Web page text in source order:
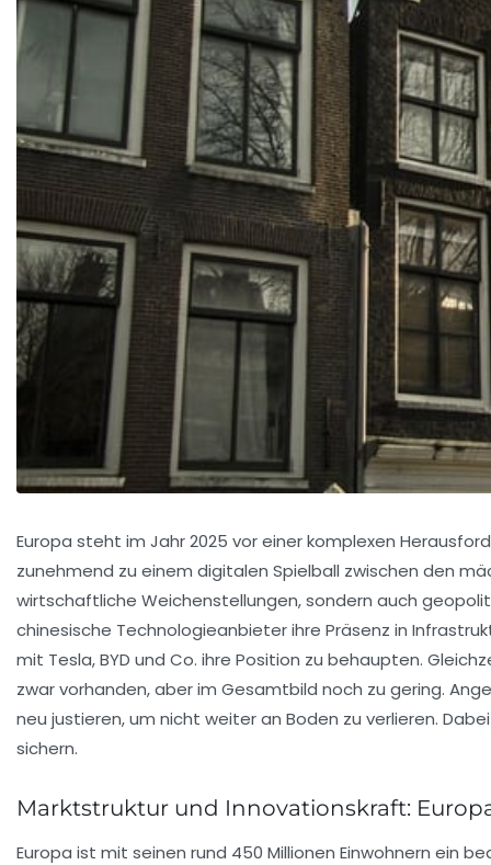
Europa steht im Jahr 2025 vor einer komplexen
zunehmend zu einem digitalen Spielball zwischen den
wirtschaftliche Weichenstellungen, sondern auch
chinesische Technologieanbieter ihre Präsenz in
mit Tesla, BYD und Co. ihre Position zu behaupten.
zwar vorhanden, aber im Gesamtbild noch zu gering.
neu justieren, um nicht weiter an Boden zu verlieren.
sichern.
Marktstruktur und Innovationskraft:
Europa ist mit seinen rund 450 Millionen Einwohnern ein